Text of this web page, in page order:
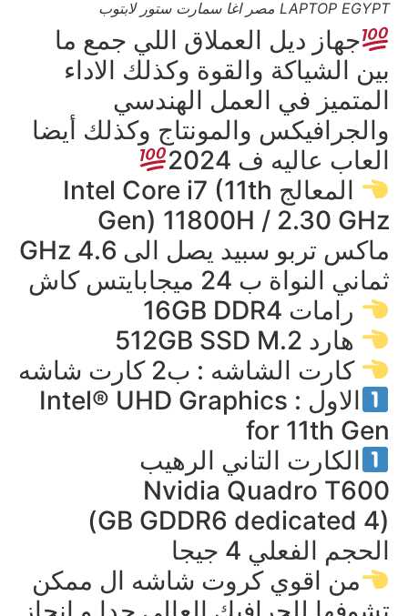
LAPTOP EGYPT مصر اغا سمارت ستور لابتوب
جهاز ديل العملاق اللي جمع ما
بين الشياكة والقوة وكذلك الاداء
المتميز في العمل الهندسي
والجرافيكس والمونتاج وكذلك أيضا
العاب عاليه ف 2024
المعالج Intel Core i7 (11th
Gen) 11800H / 2.30 GHz
ماكس تربو سبيد يصل الى 4.6 GHz
ثماني النواة ب 24 ميجابايتس كاش
رامات 16GB DDR4
هارد 512GB SSD M.2
كارت الشاشه : ب2 كارت شاشه
الاول : Intel® UHD Graphics
for 11th Gen
الكارت التاني الرهيب
Nvidia Quadro T600
(4 GB GDDR6 dedicated)
الحجم الفعلي 4 جيجا
من اقوي كروت شاشه ال ممكن